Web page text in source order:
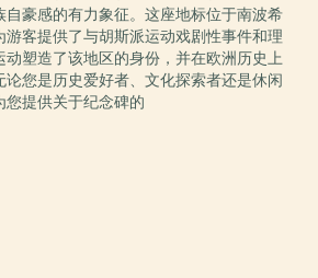
豪感的有力象征。这座地标位于南波希
客提供了与胡斯派运动戏剧性事件和理
塑造了该地区的身份，并在欧洲历史上
论您是历史爱好者、文化探索者还是休闲
提供关于纪念碑的